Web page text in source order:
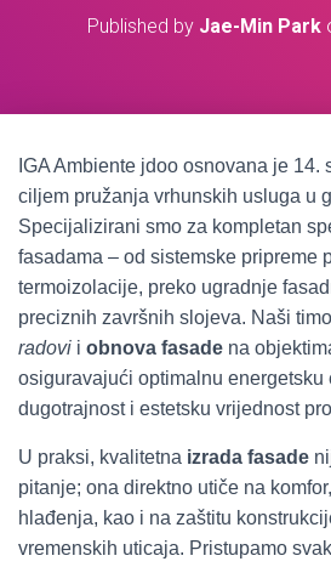
Published by Jae-Min Park
IGA Ambiente jdoo osnovana je 14.
ciljem pružanja vrhunskih usluga u
Specijalizirani smo za kompletan
fasadama – od sistemske pripreme
termoizolacije, preko ugradnje
preciznih završnih slojeva. Naši
radovi i obnova fasade na
osiguravajući optimalnu energetsku
dugotrajnost i estetsku vrijednost
U praksi, kvalitetna izrada fasade
pitanje; ona direktno utiče na
hlađenja, kao i na zaštitu
vremenskih uticaja. Pristupamo